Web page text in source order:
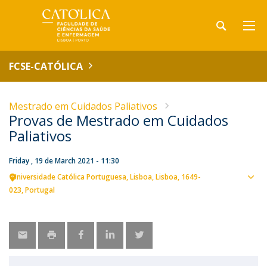
FCSE-CATÓLICA
Mestrado em Cuidados Paliativos
Provas de Mestrado em Cuidados
Paliativos
Friday , 19 de March 2021 - 11:30
Universidade Católica Portuguesa Lisboa Lisboa 1649-
023 Portugal